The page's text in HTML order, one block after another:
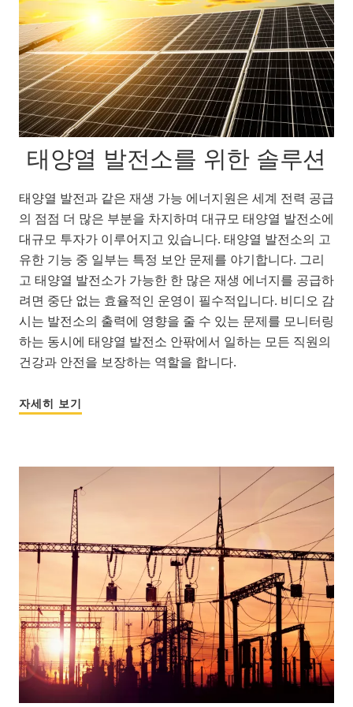
태양열 발전소를 위한 솔루션
태양열 발전과 같은 재생 가능 에너지원은 세계 전력 공급
의 점점 더 많은 부분을 차지하며 대규모 태양열 발전소에
대규모 투자가 이루어지고 있습니다. 태양열 발전소의 고
유한 기능 중 일부는 특정 보안 문제를 야기합니다. 그리
고 태양열 발전소가 가능한 한 많은 재생 에너지를 공급하
려면 중단 없는 효율적인 운영이 필수적입니다. 비디오 감
시는 발전소의 출력에 영향을 줄 수 있는 문제를 모니터링
하는 동시에 태양열 발전소 안팎에서 일하는 모든 직원의
건강과 안전을 보장하는 역할을 합니다.
자세히 보기